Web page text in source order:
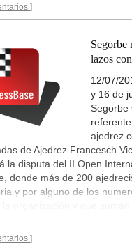
Segorbe
lazos
12/07/
y 16 de
Segorbe
ajedrez
de Ajedrez Francesch
la disputa del II Open
donde más de 200
y por alguno de los